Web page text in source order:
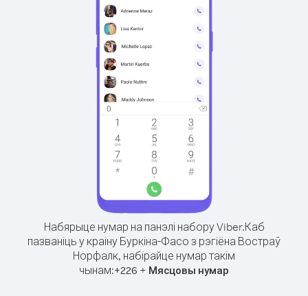
Набярыце нумар на панэлі набору Viber.Каб
пазваніць у краіну Буркіна-Фасо з рэгіёна Востраў
Норфалк, набірайце нумар такім
чынам:+226 + Мясцовы нумар